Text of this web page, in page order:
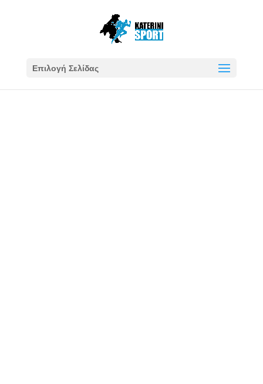
Επιλογή Σελίδας